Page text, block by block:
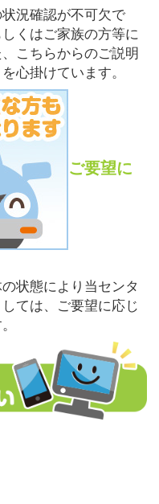
況確認が不可欠で
くはご家族の方等に
こちらからのご説明
心掛けています。
ご要望に
状態により当センタ
ては、ご要望に応じ